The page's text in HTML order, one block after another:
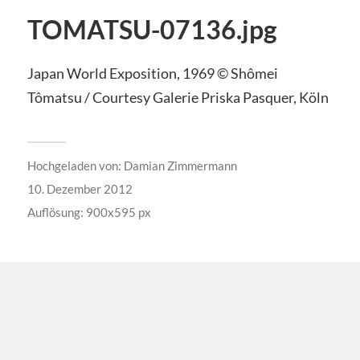
TOMATSU-07136.jpg
Japan World Exposition, 1969 © Shômei
Tômatsu / Courtesy Galerie Priska Pasquer, Köln
Hochgeladen von: Damian Zimmermann
10. Dezember 2012
Auflösung: 900x595 px